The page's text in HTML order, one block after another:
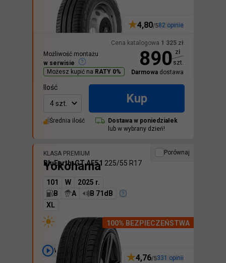
Cena katalogowa 1 325 zł
890 zł
szt.
Darmowa dostawa
4,80/582 opinie
Możliwość montażu
w serwisie
Możesz kupić na RATY 0%
Ilość
4 szt.
Kup
Średnia ilość Dostawa w poniedziałek
lub w wybrany dzień!
Porównaj
Wideo
KLASA PREMIUM
Yokohama
100% BEZPIECZEŃSTWA
BluEarth-GT AE51 225/55 R17
101 W
2025 r.
B
A
B 71dB
XL
4,76/5331 opinii